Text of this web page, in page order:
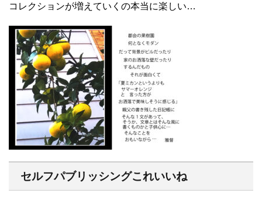
コレクションが増えていくの本当に楽しい…
セルフパブリッシングこれいいね